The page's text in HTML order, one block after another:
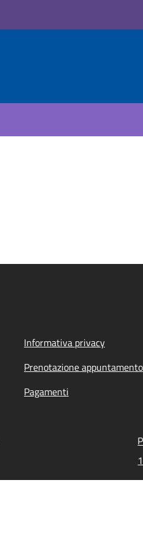
Informativa privacy
Prenotazione appuntamento
Pagamenti